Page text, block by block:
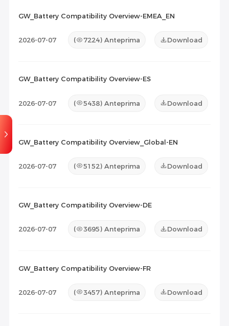
GW_Battery Compatibility Overview-EMEA_EN
2026-07-07 ( 7224) Anteprima Download
GW_Battery Compatibility Overview-ES
2026-07-07 ( 5438) Anteprima Download
GW_Battery Compatibility Overview_Global-EN
2026-07-07 ( 5152) Anteprima Download
GW_Battery Compatibility Overview-DE
2026-07-07 ( 3695) Anteprima Download
GW_Battery Compatibility Overview-FR
2026-07-07 ( 3457) Anteprima Download